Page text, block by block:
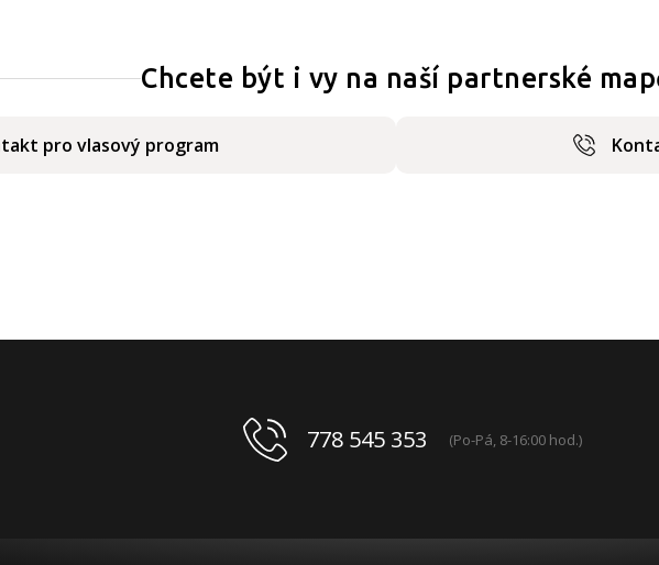
Chcete být i vy na naší partnerské
pro vlasový program
778 545 353 (Po-Pá, 8-16:00 hod.)